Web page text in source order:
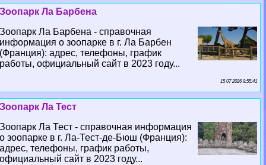
Зоопарк Ла Барбена
Зоопарк Ла Барбена - справочная
информация о зоопарке в г. Ла Барбен
(Франция): адрес, телефоны, график
работы, официальный сайт в 2023 году...
15 07 2026 9:55:41
Зоопарк Ла Тест
Зоопарк Ла Тест - справочная информация
о зоопарке в г. Ла-Тест-де-Бюш (Франция):
адрес, телефоны, график работы,
официальный сайт в 2023 году...